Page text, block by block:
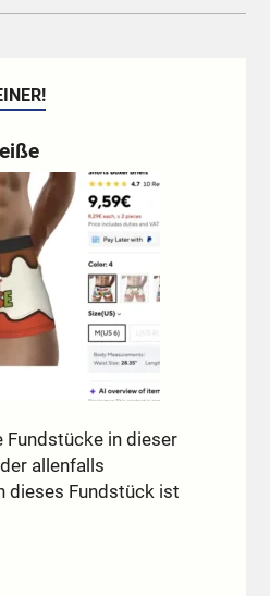
Fundstücke in dieser
allenfalls
dieses Fundstück ist